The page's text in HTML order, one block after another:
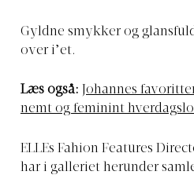
Gyldne smykker og
over i’et.
Læs også: Johannes
nemt og feminint
ELLEs Fahion Features
har i galleriet herunder